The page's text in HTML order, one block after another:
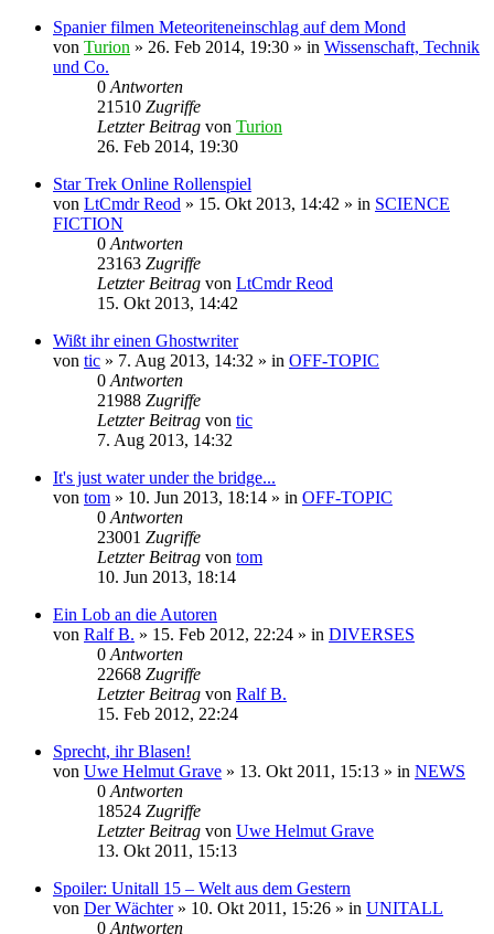
Spanier filmen Meteoriteneinschlag auf dem Mond
von Turion » 26. Feb 2014, 19:30 » in Wissenschaft, Technik
und Co.
0 Antworten
21510 Zugriffe
Letzter Beitrag von Turion
26. Feb 2014, 19:30
Star Trek Online Rollenspiel
von LtCmdr Reod » 15. Okt 2013, 14:42 » in SCIENCE
FICTION
0 Antworten
23163 Zugriffe
Letzter Beitrag von LtCmdr Reod
15. Okt 2013, 14:42
Wißt ihr einen Ghostwriter
von tic » 7. Aug 2013, 14:32 » in OFF-TOPIC
0 Antworten
21988 Zugriffe
Letzter Beitrag von tic
7. Aug 2013, 14:32
It's just water under the bridge...
von tom » 10. Jun 2013, 18:14 » in OFF-TOPIC
0 Antworten
23001 Zugriffe
Letzter Beitrag von tom
10. Jun 2013, 18:14
Ein Lob an die Autoren
von Ralf B. » 15. Feb 2012, 22:24 » in DIVERSES
0 Antworten
22668 Zugriffe
Letzter Beitrag von Ralf B.
15. Feb 2012, 22:24
Sprecht, ihr Blasen!
von Uwe Helmut Grave » 13. Okt 2011, 15:13 » in NEWS
0 Antworten
18524 Zugriffe
Letzter Beitrag von Uwe Helmut Grave
13. Okt 2011, 15:13
Spoiler: Unitall 15 – Welt aus dem Gestern
von Der Wächter» 10. Okt 2011, 15:26 » in UNITALL
0 Antworten